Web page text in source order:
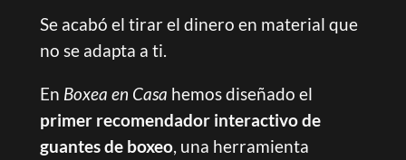
Se acabó el tirar el dinero en material que
no se adapta a ti.
En Boxea en Casa hemos diseñado el
primer recomendador interactivo de
guantes de boxeo, una herramienta